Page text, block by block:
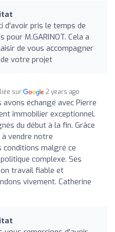
d'avoir pris le temps de
pour M.GARINOT. Cela a
de vous accompagner
votre projet
sur 2 years ago
avons échangé avec Pierre
immobilier exceptionnel.
du début à la fin. Grâce
vendre notre
conditions malgré ce
complexe. Ses
travail fiable et
vivement. Catherine